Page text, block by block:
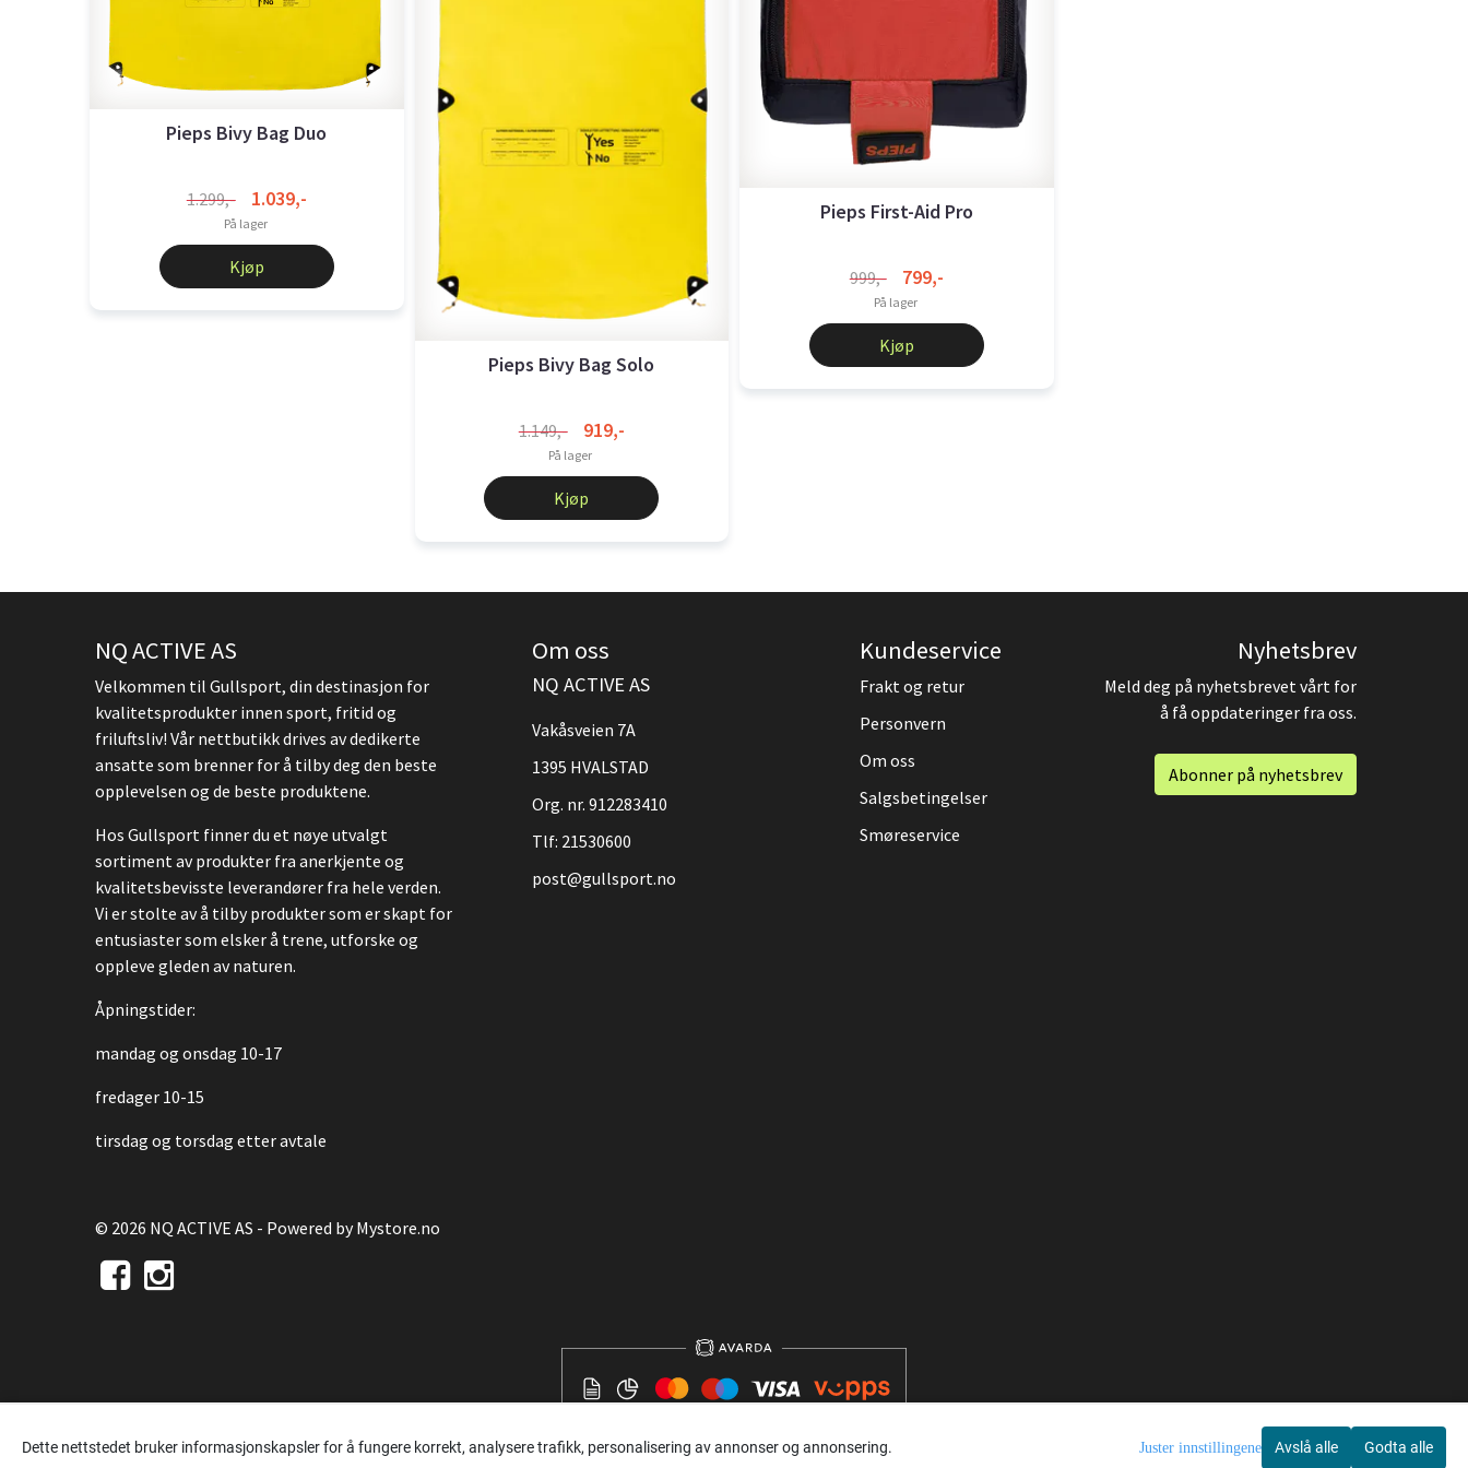
Pieps Bivy Bag Duo
1.299,- 1.039,-
På lager
Kjøp
Pieps Bivy Bag Solo
1.149,- 919,-
På lager
Kjøp
Pieps First-Aid Pro
999,- 799,-
På lager
Kjøp
NQ ACTIVE AS
Velkommen til Gullsport, din destinasjon for
kvalitetsprodukter innen sport, fritid og
friluftsliv! Vår nettbutikk drives av dedikerte
ansatte som brenner for å tilby deg den beste
opplevelsen og de beste produktene.
Hos Gullsport finner du et nøye utvalgt
sortiment av produkter fra anerkjente og
kvalitetsbevisste leverandører fra hele verden.
Vi er stolte av å tilby produkter som er skapt for
entusiaster som elsker å trene, utforske og
oppleve gleden av naturen.
Åpningstider:
mandag og onsdag 10-17
fredager 10-15
tirsdag og torsdag etter avtale
© 2026 NQ ACTIVE AS - Powered byMystore.no
Om oss
NQ ACTIVE AS
Vakåsveien 7A
1395 HVALSTAD
Org. nr. 912283410
Tlf: 21530600
post@gullsport.no
Kundeservice
Frakt og retur
Personvern
Om oss
Salgsbetingelser
Smøreservice
Nyhetsbrev
Meld deg på nyhetsbrevet vårt for
å få oppdateringer fra oss.
Abonner på nyhetsbrev
Dette nettstedet bruker informasjonskapsler for å fungere korrekt, analysere trafikk, personalisering av annonser og annonsering. Avslå alle Godta alle
Juster innstillingene